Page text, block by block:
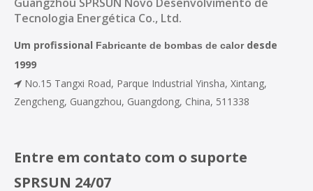
Tecnologia Energética Co., Ltd.
Um profissional Fabricante de bombas de calor desde
1999
 No.15 Tangxi Road, Parque Industrial Yinsha, Xintang,
Zengcheng, Guangzhou, Guangdong, China, 511338
Entre em contato com o suporte
SPRSUN 24/07